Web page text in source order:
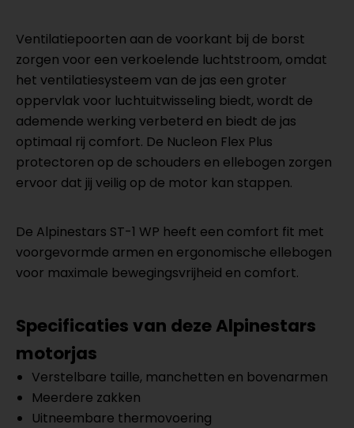
Ventilatiepoorten aan de voorkant bij de borst
zorgen voor een verkoelende luchtstroom, omdat
het ventilatiesysteem van de jas een groter
oppervlak voor luchtuitwisseling biedt, wordt de
ademende werking verbeterd en biedt de jas
optimaal rij comfort. De Nucleon Flex Plus
protectoren op de schouders en ellebogen zorgen
ervoor dat jij veilig op de motor kan stappen.
De Alpinestars ST-1 WP heeft een comfort fit met
voorgevormde armen en ergonomische ellebogen
voor maximale bewegingsvrijheid en comfort.
Specificaties van deze Alpinestars
motorjas
Verstelbare taille, manchetten en bovenarmen
Meerdere zakken
Uitneembare thermovoering